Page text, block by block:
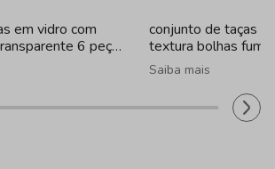
em vidro com
6 peças
conjunto de taças
textura bolhas
260ml
Saiba mais